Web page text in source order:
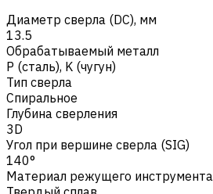
Диаметр сверла (DC), мм
13.5
Обрабатываемый металл
Р (сталь), K (чугун)
Тип сверла
Спиральное
Глубина сверления
3D
Угол при вершине сверла (SIG)
140°
Материал режущего инструмента